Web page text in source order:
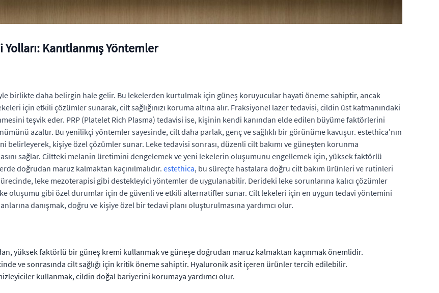
Kanıtlanmış Yöntemler
birlikte daha belirgin hale gelir. Bu lekelerden kurtulmak için güneş koruyucular hayati öneme sahiptir, ancak
için etkili çözümler sunarak, cilt sağlığınızı koruma altına alır. Fraksiyonel lazer tedavisi, cildin üst katmanındaki
teşvik eder. PRP (Platelet Rich Plasma) tedavisi ise, kişinin kendi kanından elde edilen büyüme faktörlerini
azaltır. Bu yenilikçi yöntemler sayesinde, cilt daha parlak, genç ve sağlıklı bir görünüme kavuşur. estethica'nın
kişiye özel çözümler sunar. Leke tedavisi sonrası, düzenli cilt bakımı ve güneşten korunma
sağlar. Ciltteki melanin üretimini dengelemek ve yeni lekelerin oluşumunu engellemek için, yüksek faktörlü
doğrudan maruz kalmaktan kaçınılmalıdır. estethica, bu süreçte hastalara doğru cilt bakım ürünleri ve rutinleri
leke mezoterapisi gibi destekleyici yöntemler de uygulanabilir. Derideki leke sorunlarına kalıcı çözümler
oluşumu gibi özel durumlar için de güvenli ve etkili alternatifler sunar. Cilt lekeleri için en uygun tedavi yöntemini
danışmak, doğru ve kişiye özel bir tedavi planı oluşturulmasına yardımcı olur.
yüksek faktörlü bir güneş kremi kullanmak ve güneşe doğrudan maruz kalmaktan kaçınmak önemlidir.
ve sonrasında cilt sağlığı için kritik öneme sahiptir. Hyaluronik asit içeren ürünler tercih edilebilir.
kullanmak, cildin doğal bariyerini korumaya yardımcı olur.